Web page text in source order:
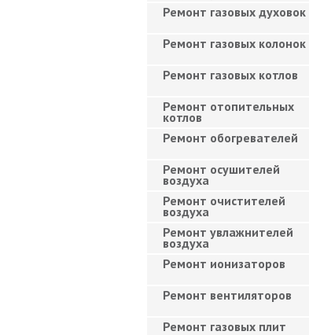
Ремонт газовых духовок
Ремонт газовых колонок
Ремонт газовых котлов
Ремонт отопительных
котлов
Ремонт обогревателей
Ремонт осушителей
воздуха
Ремонт очистителей
воздуха
Ремонт увлажнителей
воздуха
Ремонт ионизаторов
Ремонт вентиляторов
Ремонт газовых плит